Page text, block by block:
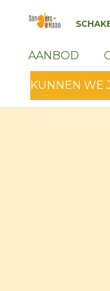
hoofdinhoud
AANBOD
KUNNEN WE